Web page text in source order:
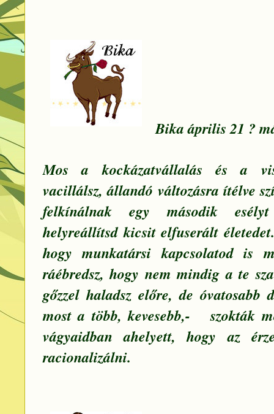
Bika április 21 ?
Mos a kockázatvállalás és a
vacillálsz, állandó változásra ítélve
felkínálnak egy második
helyreállítsd kicsit elfuserált
hogy munkatársi kapcsolatod is
ráébredsz, hogy nem mindig a te
gőzzel haladsz előre, de
most a több, kevesebb,-
vágyaidban ahelyett, hogy az
racionalizálni.